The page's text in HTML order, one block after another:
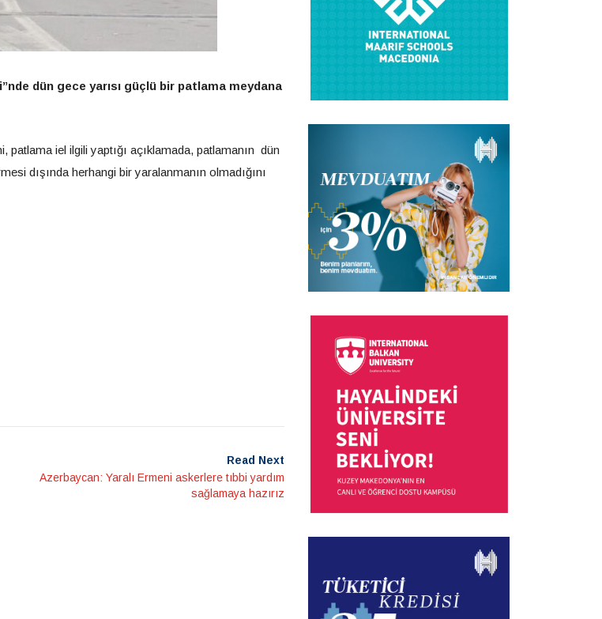
dün gece yarısı güçlü bir patlama meydana
patlama iel ilgili yaptığı açıklamada, patlamanın dün
dışında herhangi bir yaralanmanın olmadığını
Read Next
Azerbaycan: Yaralı Ermeni askerlere tıbbi yardım
sağlamaya hazırız